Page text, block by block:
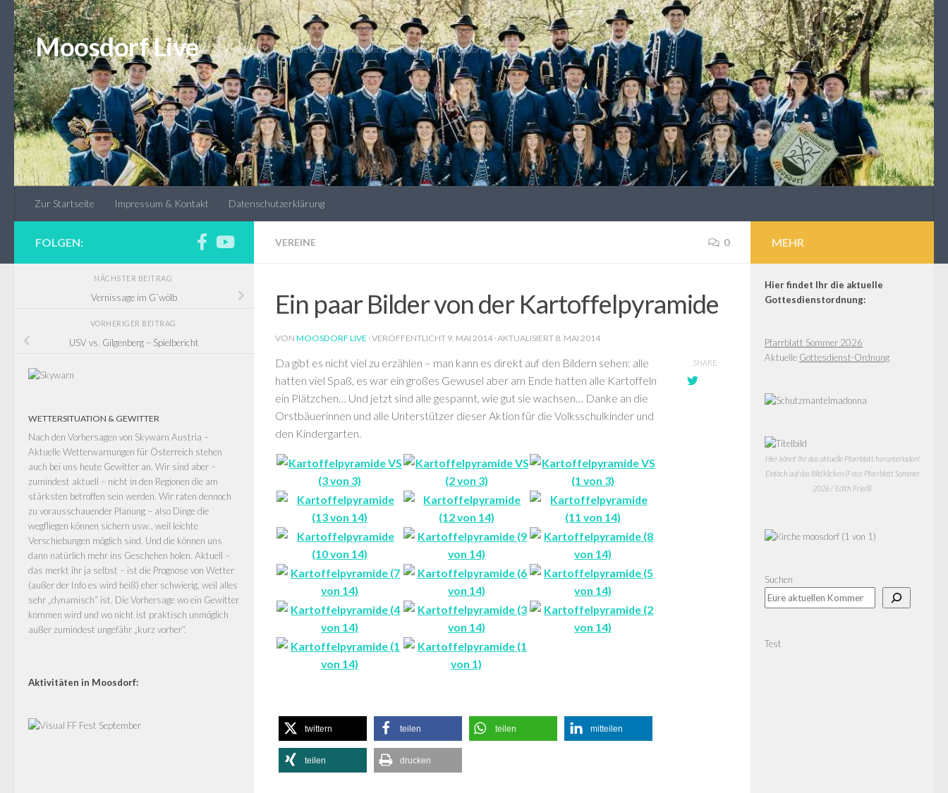
Unter dem Inhalt
Moosdorf Live * Moosdorf Live - auf die Menschen kommt es an * Hier lebt Moosdorf im Netz!
Zur Startseite Impressum & Kontakt Datenschutzerklärung
VEREINE 0
Ein paar Bilder von der Kartoffelpyramide
VON MOOSDORF LIVE · VERÖFFENTLICHT 9. MAI 2014 · AKTUALISIERT 8. MAI 2014
Da gibt es nicht viel zu erzählen – man kann es direkt auf den Bildern sehen: alle
hatten viel Spaß, es war ein großes Gewusel aber am Ende hatten alle Kartoffeln
ein Plätzchen… Und jetzt sind alle gespannt, wie gut sie wachsen… Danke an die
Orstbäuerinnen und alle Unterstützer dieser Aktion für die Volksschulkinder und
den Kindergarten.
twittern teilen teilen mitteilen
teilen drucken
SHARE
FOLGEN:
NÄCHSTER BEITRAG
Vernissage im G´wölb
VORHERIGER BEITRAG
USV vs. Gilgenberg – Spielbericht
WETTERSITUATION & GEWITTER
Nach den Vorhersagen von Skywarn Austria –
Aktuelle Wetterwarnungen für Österreich stehen
auch bei uns heute Gewitter an. Wir sind aber –
zumindest aktuell – nicht in den Regionen die am
stärksten betroffen sein werden. Wir raten dennoch
zu vorausschauender Planung – also Dinge die
wegfliegen können sichern usw., weil leichte
Verschiebungen möglich sind. Und die können uns
dann natürlich mehr ins Geschehen holen. Aktuell –
das merkt ihr ja selbst – ist die Prognose von Wetter
(außer der Info es wird heiß) eher schwierig, weil alles
sehr „dynamisch“ ist. Die Vorhersage wo ein Gewitter
kommen wird und wo nicht ist praktisch unmöglich
außer zumindest ungefähr „kurz vorher“.
Aktivitäten in Moosdorf:
MEHR
Hier findet Ihr die aktuelle
Gottesdienstordnung:
Pfarrblatt Sommer 2026
Aktuelle Gottesdienst-Ordnung
Hier könnt Ihr das aktuelle Pfarrblatt herunterladen!
Einfach auf das Bild klicken (Foto: Pfarrblatt Sommer
2026 / Edith Friedl)
Suchen
Test